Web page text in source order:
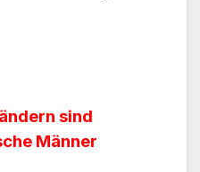
sind
Männer